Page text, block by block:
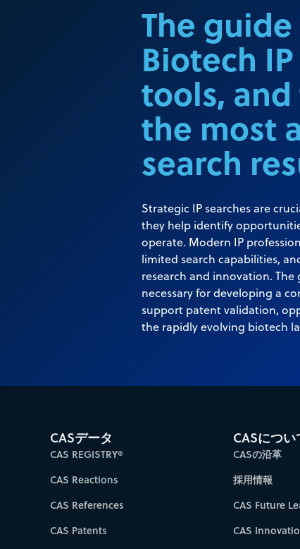
The
Biotech
tools,
the most
search
Strategic IP searches are
they help identify
operate. Modern IP
limited search capabilities,
research and innovation.
necessary for developing a
support patent validation,
the rapidly evolving biotech
CASデータ
CAS REGISTRY®
CAS Reactions
CAS References
CAS Patents
CASについ
CASの沿革
採用情報
CAS Future
CAS